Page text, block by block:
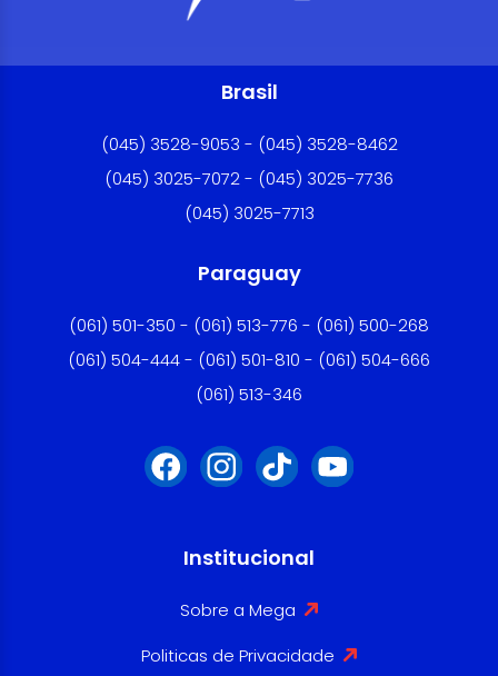
Brasil
(045) 3528-9053 - (045) 3528-8462
(045) 3025-7072 - (045) 3025-7736
(045) 3025-7713
Paraguay
(061) 501-350 - (061) 513-776 - (061) 500-268
(061) 504-444 - (061) 501-810 - (061) 504-666
(061) 513-346
Institucional
Sobre a Mega
Politicas de Privacidade